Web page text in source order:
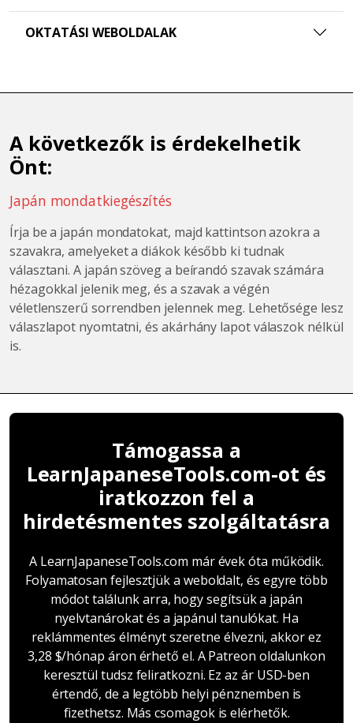
OKTATÁSI WEBOLDALAK
A következők is érdekelhetik
Önt:
Japán mondatkiegészítés
Írja be a japán mondatokat, majd kattintson azokra a
szavakra, amelyeket a diákok később ki tudnak
választani. A japán szöveg a beírandó szavak számára
hézagokkal jelenik meg, és a szavak a végén
véletlenszerű sorrendben jelennek meg. Lehetősége lesz
válaszlapot nyomtatni, és akárhány lapot válaszok nélkül
is.
Támogassa a
LearnJapaneseTools.com-ot és
iratkozzon fel a
hirdetésmentes szolgáltatásra
A LearnJapaneseTools.com már évek óta működik.
Folyamatosan fejlesztjük a weboldalt, és egyre több
módot találunk arra, hogy segítsük a japán
nyelvtanárokat és a japánul tanulókat. Ha
reklámmentes élményt szeretne élvezni, akkor ez
3,28 $/hónap áron érhető el. A Patreon oldalunkon
keresztül tudsz feliratkozni. Ez az ár USD-ben
értendő, de a legtöbb helyi pénznemben is
fizethetsz. Más csomagok is elérhetők.